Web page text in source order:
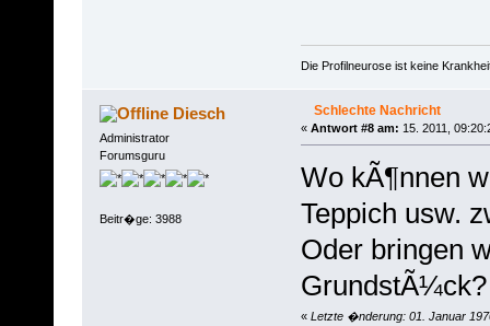
Die Profilneurose ist keine
Diesch
Administrator
Forumsguru
Beitr�ge: 3988
Schlechte Nachricht
« Antwort #8 am: 15. 2011,
Wo kÃ¶nnen
Teppich usw.
Oder bringen
GrundstÃ¼ck?
« Letzte �nderung: 01. Januar